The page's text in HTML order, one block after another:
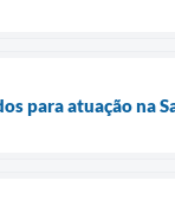
para atuação na